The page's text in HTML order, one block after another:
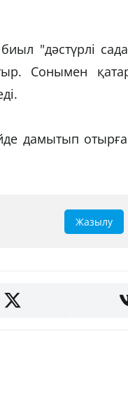
"дәстүрлі
Сонымен
дамытып
Жазылу